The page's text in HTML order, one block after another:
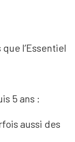
l’Essentiel
5 ans :
aussi des